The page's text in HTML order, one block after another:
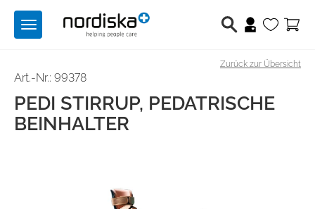
Toggle
navigation
Berufsschuhe
Medizintechnik
Zurück zur Übersicht
Art.-Nr.: 99378
PEDI STIRRUP, PEDATRISCHE
BEINHALTER